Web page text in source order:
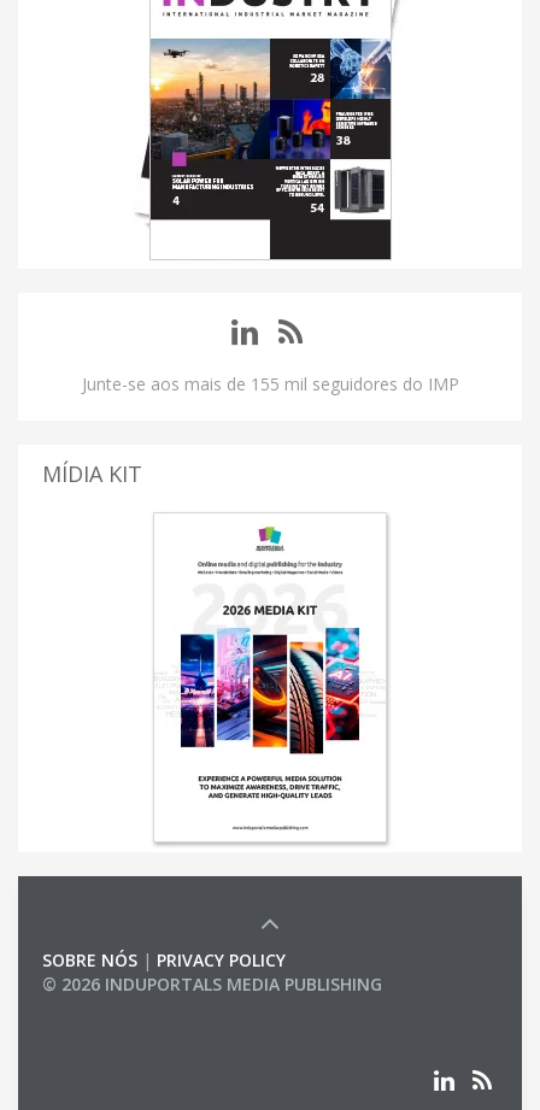
Junte-se aos mais de 155 mil seguidores do IMP
MÍDIA KIT
SOBRE NÓS | PRIVACY POLICY
© 2026 INDUPORTALS MEDIA PUBLISHING